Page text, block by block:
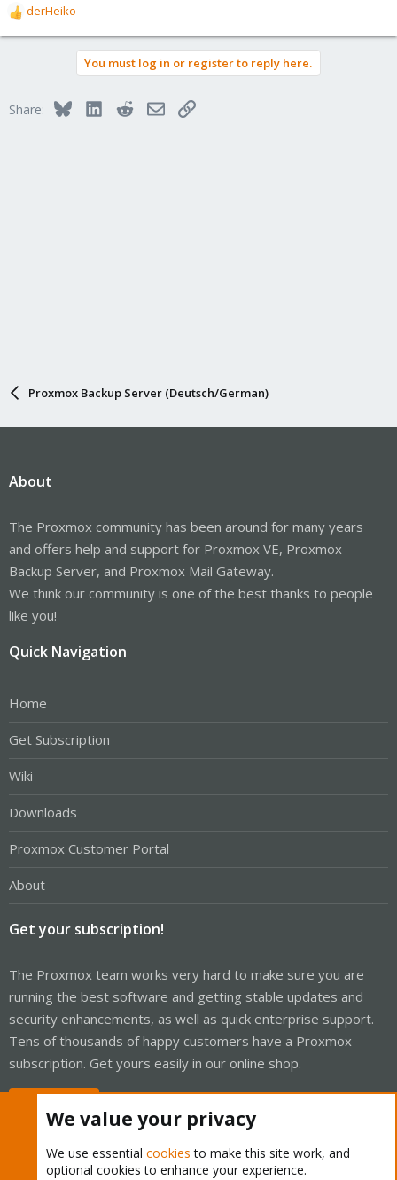
R
e
o
derHeiko
You must log in or register to reply here.
Share: BlueskyLinkedInRedditEmailLink
Proxmox Backup Server (Deutsch/German)
About
The Proxmox community has been around for many years
and offers help and support for Proxmox VE, Proxmox
Backup Server, and Proxmox Mail Gateway.
We think our community is one of the best thanks to people
like you!
Quick Navigation
Home
Get Subscription
Wiki
Downloads
Proxmox Customer Portal
About
Get your subscription!
The Proxmox team works very hard to make sure you are
running the best software and getting stable updates and
security enhancements, as well as quick enterprise support.
Tens of thousands of happy customers have a Proxmox
subscription. Get yours easily in our online shop.
We value your privacy
We use essential cookies to make this site work, and
optional cookies to enhance your experience.